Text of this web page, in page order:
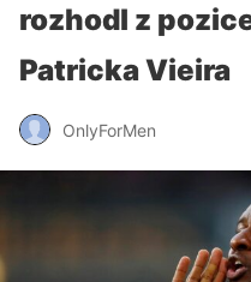
rozhodl z
Patricka Vieira
OnlyForMen